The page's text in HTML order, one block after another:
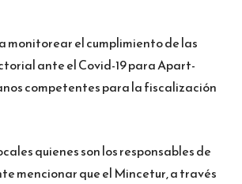
monitorear el cumplimiento de las
ante el Covid-19 para Apart-
competentes para la fiscalización
quienes son los responsables de
mencionar que el Mincetur, a través